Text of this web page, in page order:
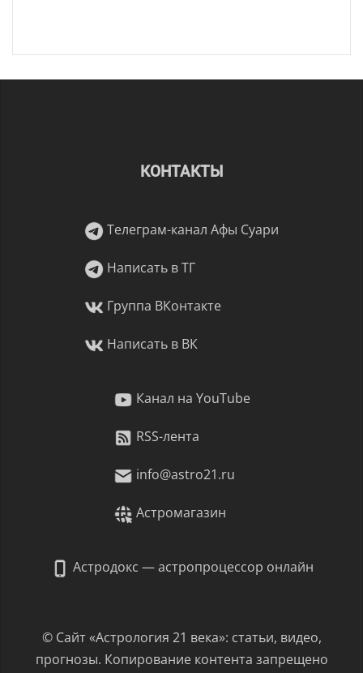
КОНТАКТЫ
Телеграм-канал Афы Суари
Написать в ТГ
Группа ВКонтакте
Написать в ВК
Канал на YouTube
RSS-лента
info@astro21.ru
Астромагазин
Астродокс — астропроцессор онлайн
© Сайт «Астрология 21 века»: статьи, видео,
прогнозы. Копирование контента запрещено